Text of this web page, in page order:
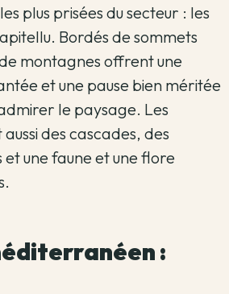
plus prisées du secteur : les
Bordés de sommets
montagnes offrent une
et une pause bien méritée
le paysage. Les
des cascades, des
et une faune et une flore
: